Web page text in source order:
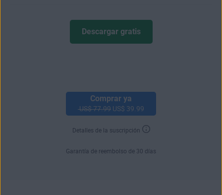
Descargar gratis
Comprar ya
US$ 77.99 US$ 39.99
Detalles de la suscripción
Garantía de reembolso de 30 días